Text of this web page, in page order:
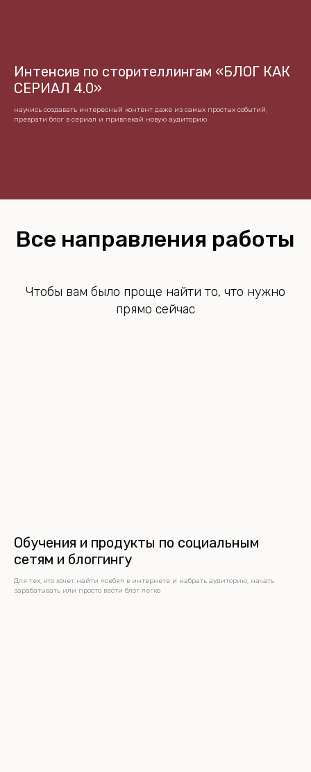
Интенсив по сторителлингам «БЛОГ КАК
СЕРИАЛ 4.0»
научись создавать интересный контент даже из самых простых событий,
преврати блог в сериал и привлекай новую аудиторию
Все направления работы
Чтобы вам было проще найти то, что нужно
прямо сейчас
Обучения и продукты по социальным
сетям и блоггингу
Для тех, кто хочет найти «себя» в интернете и набрать аудиторию, начать
зарабатывать или просто вести блог легко